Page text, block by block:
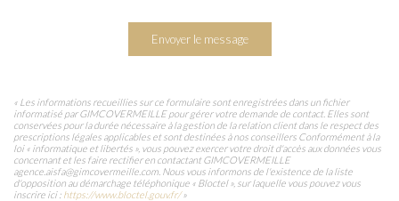
Envoyer le message
« Les informations recueillies sur ce formulaire sont enregistrées dans un fichier
informatisé par GIMCOVERMEILLE pour gérer votre demande de contact. Elles sont
conservées pour la durée nécessaire à la gestion de la relation client dans le respect des
prescriptions légales applicables et sont destinées à nos conseillers Conformément à la
loi « informatique et libertés », vous pouvez exercer votre droit d'accès aux données vous
concernant et les faire rectifier en contactant GIMCOVERMEILLE
agence.aisfa@gimcovermeille.com. Nous vous informons de l'existence de la liste
d'opposition au démarchage téléphonique « Bloctel », sur laquelle vous pouvez vous
inscrire ici : https://www.bloctel.gouv.fr/»